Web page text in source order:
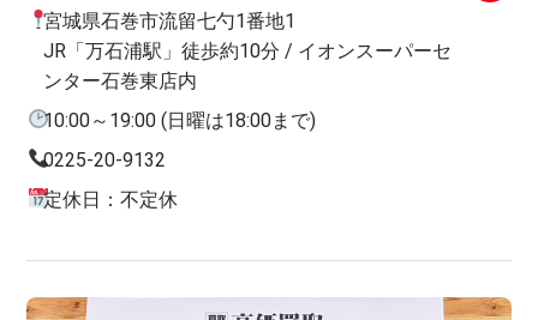
宮城県石巻市流留七勺1番地1
JR「万石浦駅」徒歩約10分 / イオンスーパーセ
ンター石巻東店内
10:00～19:00 (日曜は18:00まで)
0225-20-9132
定休日：不定休